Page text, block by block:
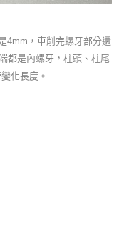
4mm，車削完螺牙部分還
都是內螺牙，柱頭、柱尾
化長度。